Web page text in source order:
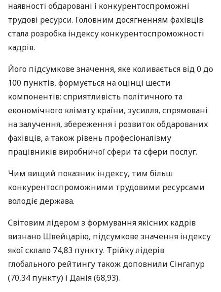
наявності обдаровані і конкурентоспроможні
трудові ресурси. Головним досягненням фахівців
стала розробка індексу конкурентоспроможності
кадрів.
Його підсумкове значення, яке коливається від 0 до
100 пунктів, формується на оцінці шести
компонентів: сприятливість політичного та
економічного клімату країни, зусилля, спрямовані
на залучення, збереження і розвиток обдарованих
фахівців, а також рівень професіоналізму
працівників виробничої сфери та сфери послуг.
Чим вищий показник індексу, тим більш
конкурентоспроможними трудовими ресурсами
володіє держава.
Світовим лідером з формування якісних кадрів
визнано Швейцарію, підсумкове значення індексу
якої склало 74,83 пункту. Трійку лідерів
глобального рейтингу також доповнили Сінгапур
(70,34 пункту) і Данія (68,93).